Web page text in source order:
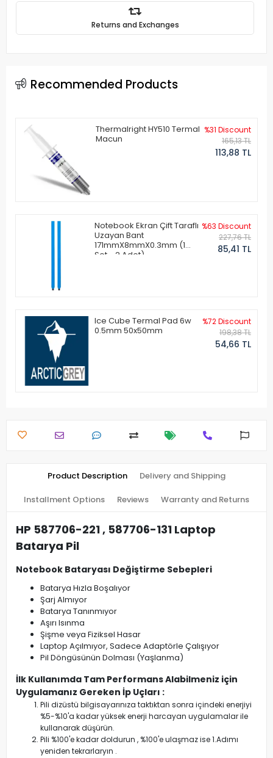
Returns and Exchanges
Recommended Products
Thermalright HY510 Termal
Macun
%31 Discount
165,13 TL
113,88 TL
Notebook Ekran Çift Taraflı
Uzayan Bant
171mmX8mmX0.3mm (1
Set - 2 Adet)
%63 Discount
227,76 TL
85,41 TL
Ice Cube Termal Pad 6w
0.5mm 50x50mm
%72 Discount
198,38 TL
54,66 TL
Product Description Delivery and Shipping
Installment Options Reviews Warranty and Returns
HP 587706-221 , 587706-131 Laptop
Batarya Pil
Notebook Bataryası Değiştirme Sebepleri
Batarya Hızla Boşalıyor
Şarj Almıyor
Batarya Tanınmıyor
Aşırı Isınma
Şişme veya Fiziksel Hasar
Laptop Açılmıyor, Sadece Adaptörle Çalışıyor
Pil Döngüsünün Dolması (Yaşlanma)
İlk Kullanımda Tam Performans Alabilmeniz için
Uygulamanız Gereken İp Uçları :
Pili dizüstü bilgisayarınıza taktıktan sonra içindeki enerjiyi
%5-%10'a kadar yüksek enerji harcayan uygulamalar ile
kullanarak düşürün.
Pili %100'e kadar doldurun , %100'e ulaşmaz ise 1.Adımı
yeniden tekrarlaryın .